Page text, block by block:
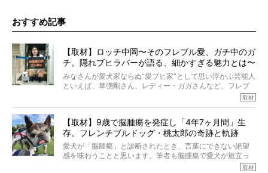
おすすめ記事
【取材】ロッチ中岡〜そのフレブル愛、ガチ中のガ
チ。隠れブヒラバーが語る、細かすぎる魅力とは〜
【前編】
みなさんが愛犬家ならぬ“愛ブヒ家”として思い浮かぶ芸能人
といえば、草彅剛さん、レディー・ガガさんなど、フレブ
ルを飼っている方が多いと思います。が、ロッチ中岡さん
んのインスタグラムを覗くと、たくさんのフレブルアカウ
ントがフォローされていて、わが『FRENCH BULLDOG
LIFE』モデルのnicoやトーラスも、その中の一頭。
そんな中岡さんに、フレブルの魅力を語っていただきまし
た。そのブヒ愛っぷりは、思ってた以上！ ガチ中のガチ
取材
【取材】9歳で脳腫瘍を発症し「4年7ヶ月間」生
存。フレンチブルドッグ・桃太郎の奇跡と軌跡
愛犬が「脳腫瘍」と診断されたとき、言葉にできない絶望
感を味わうことと思います。筆者も脳腫瘍で愛犬が旅立っ
たひとり。だからこそ、どれほど厄介で困難な病気かを理取材